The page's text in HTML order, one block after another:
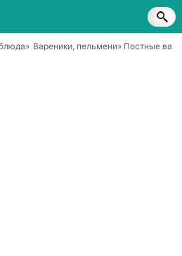
» Вареники, пельмени» Постные